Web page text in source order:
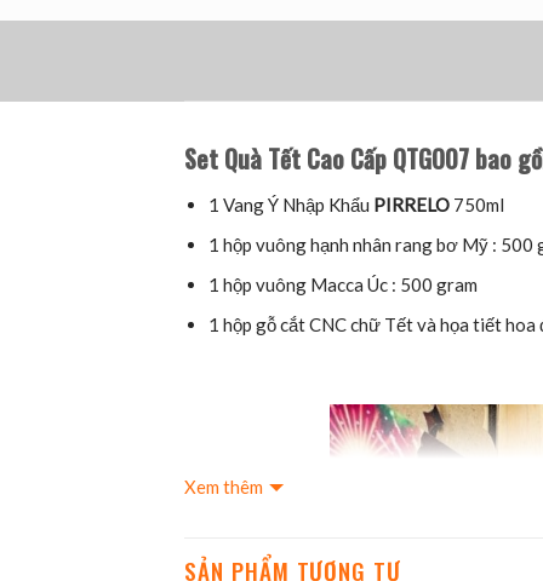
Set Quà Tết Cao Cấp QTGO07 bao
1 Vang Ý Nhập Khẩu PIRRELO750ml
1 hộp vuông hạnh nhân rang bơ Mỹ : 500
1 hộp vuông Macca Úc : 500 gram
1 hộp gỗ cắt CNC chữ Tết và họa tiết
Xem thêm
SẢN PHẨM TƯƠNG TỰ